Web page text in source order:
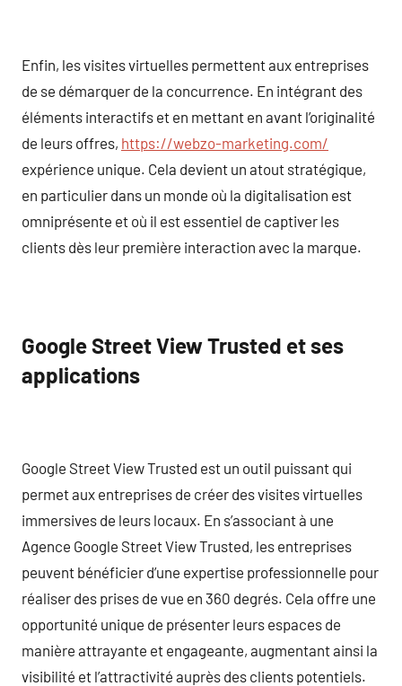
Enfin, les visites virtuelles permettent aux entreprises
de se démarquer de la concurrence. En intégrant des
éléments interactifs et en mettant en avant l’originalité
de leurs offres, https://webzo-marketing.com/
expérience unique. Cela devient un atout stratégique,
en particulier dans un monde où la digitalisation est
omniprésente et où il est essentiel de captiver les
clients dès leur première interaction avec la marque.
Google Street View Trusted et ses
applications
Google Street View Trusted est un outil puissant qui
permet aux entreprises de créer des visites virtuelles
immersives de leurs locaux. En s’associant à une
Agence Google Street View Trusted, les entreprises
peuvent bénéficier d’une expertise professionnelle pour
réaliser des prises de vue en 360 degrés. Cela offre une
opportunité unique de présenter leurs espaces de
manière attrayante et engageante, augmentant ainsi la
visibilité et l’attractivité auprès des clients potentiels.